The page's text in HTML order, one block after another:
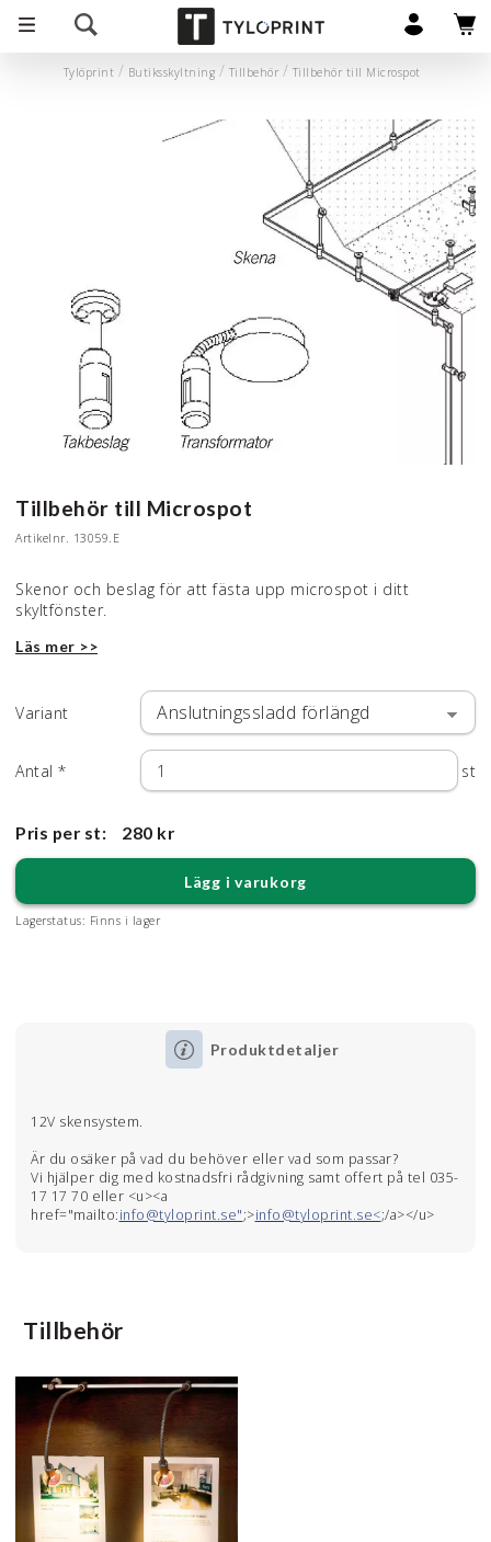
Tylöprint Butiksskyltning Tillbehör Tillbehör till Microspot
Tillbehör till Microspot
Artikelnr. 13059.E
Skenor och beslag för att fästa upp microspot i ditt
skyltfönster.
Läs mer >>
Variant
Antal * st
Pris per st: 280 kr
Lägg i varukorg
Lagerstatus: Finns i lager
Produktdetaljer
12V skensystem.
Är du osäker på vad du behöver eller vad som passar?
Vi hjälper dig med kostnadsfri rådgivning samt offert på tel 035-
17 17 70 eller <u><a
href="mailto:info@tyloprint.se";>info@tyloprint.se<;/a></u>
Tillbehör